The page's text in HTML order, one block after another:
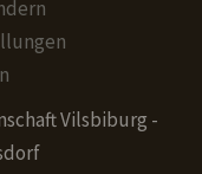
Vilsbiburg -